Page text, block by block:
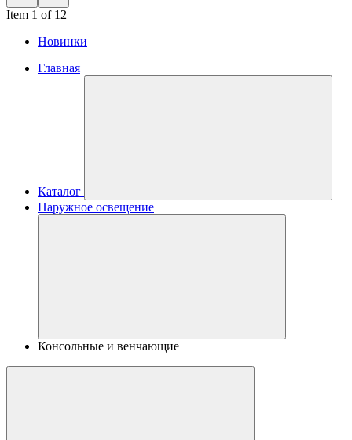
Item 1 of 12
Новинки
Главная
Каталог
Наружное освещение
Консольные и венчающие